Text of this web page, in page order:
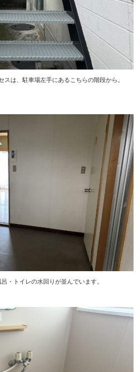
は、駐車場左手にあるこちらの階段から。
・トイレの水回りが並んでいます。